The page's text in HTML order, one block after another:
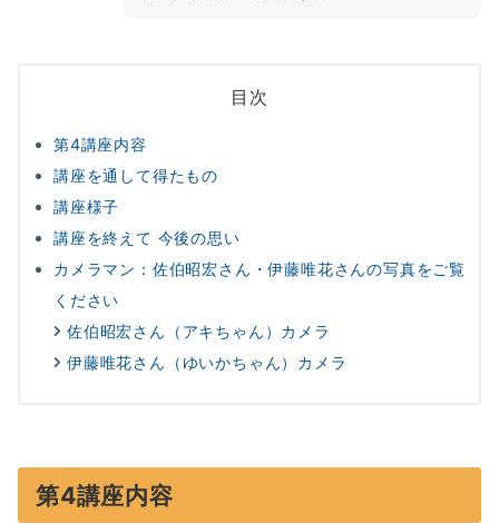
目次
第4講座内容
講座を通して得たもの
講座様子
講座を終えて 今後の思い
カメラマン：佐伯昭宏さん・伊藤唯花さんの写真をご覧
ください
佐伯昭宏さん（アキちゃん）カメラ
伊藤唯花さん（ゆいかちゃん）カメラ
第4講座内容